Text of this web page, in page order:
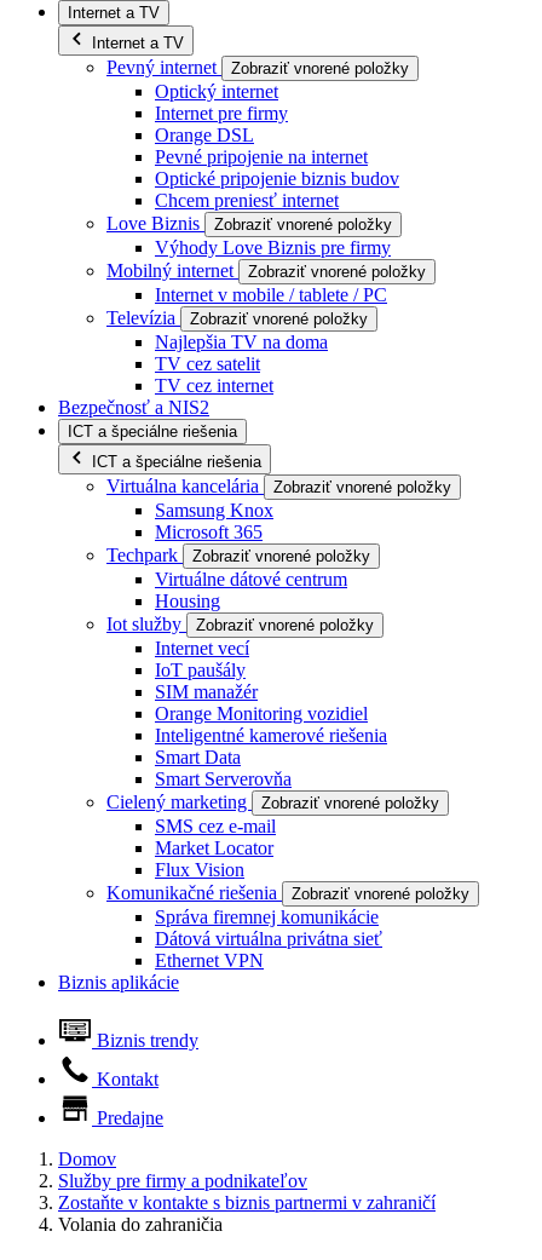
Internet a TV
Internet a TV
Pevný internet Zobraziť vnorené položky
Optický internet
Internet pre firmy
Orange DSL
Pevné pripojenie na internet
Optické pripojenie biznis budov
Chcem preniesť internet
Love Biznis
Zobraziť vnorené položky
Výhody Love Biznis pre firmy
Mobilný internet
Zobraziť vnorené položky
Internet v mobile / tablete / PC
Televízia
Zobraziť vnorené položky
Najlepšia TV na doma
TV cez satelit
TV cez internet
Bezpečnosť a NIS2
ICT a špeciálne riešenia
ICT a špeciálne riešenia
Virtuálna kancelária Zobraziť vnorené položky
Samsung Knox
Microsoft 365
Techpark
Zobraziť vnorené položky
Virtuálne dátové centrum
Housing
Iot služby
Zobraziť vnorené položky
Internet vecí
IoT paušály
SIM manažér
Orange Monitoring vozidiel
Inteligentné kamerové riešenia
Smart Data
Smart Serverovňa
Cielený marketing
Zobraziť vnorené položky
SMS cez e-mail
Market Locator
Flux Vision
Komunikačné riešenia
Zobraziť vnorené položky
Správa firemnej komunikácie
Dátová virtuálna privátna sieť
Ethernet VPN
Biznis aplikácie
Biznis trendy
Kontakt
Predajne
Domov
Služby pre firmy a podnikateľov
Zostaňte v kontakte s biznis partnermi v zahraničí
Volania do zahraničia